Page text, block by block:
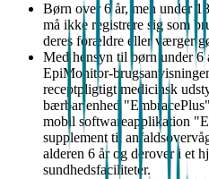
Børn over 6 år, men under
må ikke registrere sig som
deres forældre eller værger
Med hensyn til børn under 6
EpiMonitor-
receptpligtigt medicinsk
bærbar enhed
mobil softwareapplikation
supplement til
alderen 6 år og derover i et
sundhedsfaciliteter.